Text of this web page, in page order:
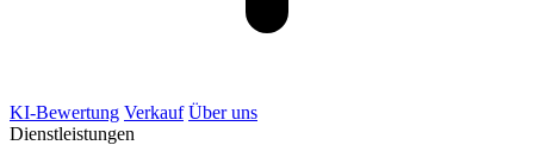
KI-Bewertung Verkauf Über uns
Dienstleistungen